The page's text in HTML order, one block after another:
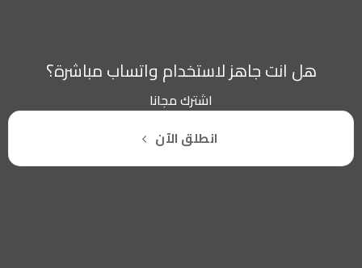
هل انت جاهز لاستخدام واتساب مباشرة؟
اشترك مجانا
انطلق الآن